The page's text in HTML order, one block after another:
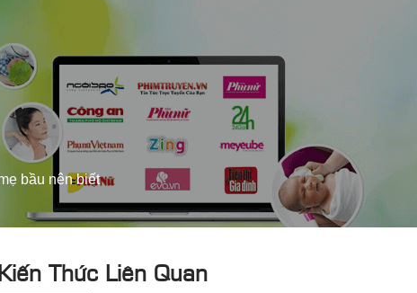
bầu nên biết
Thức Liên Quan